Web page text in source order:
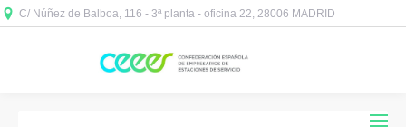
C/ Núñez de Balboa, 116 - 3ª planta - oficina 22, 28006 MADRID